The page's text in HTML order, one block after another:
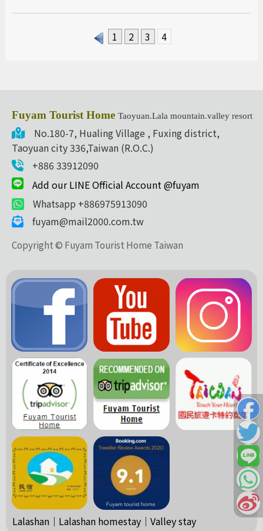
1 2 3 4
Fuyam Tourist Home Taoyuan.Lala mountain.valley resort
No.180-7, Hualing Village , Fuxing district,
Taoyuan city 336,Taiwan (R.O.C.)
+886 33912090
Add our LINE Official Account @fuyam
Whatsapp +886975913090
fuyam@mail2000.com.tw
Copyright © Fuyam Tourist Home Taiwan
Lalashan｜Lalashan homestay｜Valley stay